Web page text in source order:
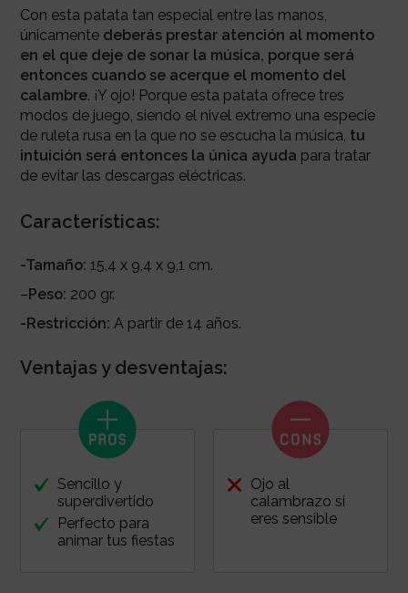
Con esta patata tan especial entre las manos,
únicamente deberás prestar atención al momento
en el que deje de sonar la música, porque será
entonces cuando se acerque el momento del
calambre. ¡Y ojo! Porque esta patata ofrece tres
modos de juego, siendo el nivel extremo una especie
de ruleta rusa en la que no se escucha la música, tu
intuición será entonces la única ayuda para tratar
de evitar las descargas eléctricas.
Características:
-Tamaño: 15,4 x 9,4 x 9,1 cm.
–Peso: 200 gr.
-Restricción: A partir de 14 años.
Ventajas y desventajas:
Sencillo y
superdivertido
Perfecto para
animar tus fiestas
Ojo al
calambrazo si
eres sensible